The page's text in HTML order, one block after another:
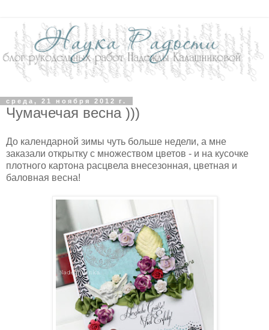
среда, 21 ноября 2012 г.
Чумачечая весна )))
До календарной зимы чуть больше недели, а мне
заказали открытку с множеством цветов - и на кусочке
плотного картона расцвела внесезонная, цветная и
баловная весна!